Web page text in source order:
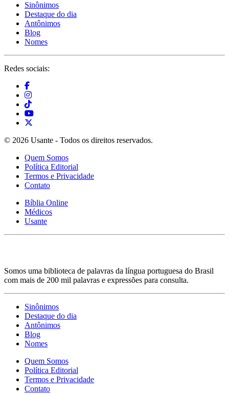
Sinônimos
Destaque do dia
Antônimos
Blog
Nomes
Redes sociais:
© 2026 Usante - Todos os direitos reservados.
Quem Somos
Política Editorial
Termos e Privacidade
Contato
Bíblia Online
Médicos
Usante
Somos uma biblioteca de palavras da língua portuguesa do Brasil
com mais de 200 mil palavras e expressões para consulta.
Sinônimos
Destaque do dia
Antônimos
Blog
Nomes
Quem Somos
Política Editorial
Termos e Privacidade
Contato